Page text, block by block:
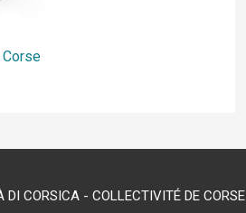
DI CORSICA - COLLECTIVITÉ DE CORSE